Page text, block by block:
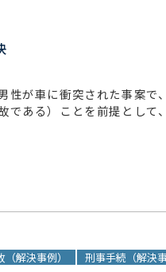
性が車に衝突された事案で
である）ことを前提として
解決事例） 刑事手続（解決事